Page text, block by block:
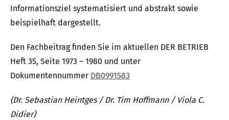
Informationsziel systematisiert und abstrakt sowie
beispielhaft dargestellt.
Den Fachbeitrag finden Sie im aktuellen DER BETRIEB
Heft 35, Seite 1973 – 1980 und unter
Dokumentennummer DB0991583
(Dr. Sebastian Heintges / Dr. Tim Hoffmann / Viola C.
Didier)